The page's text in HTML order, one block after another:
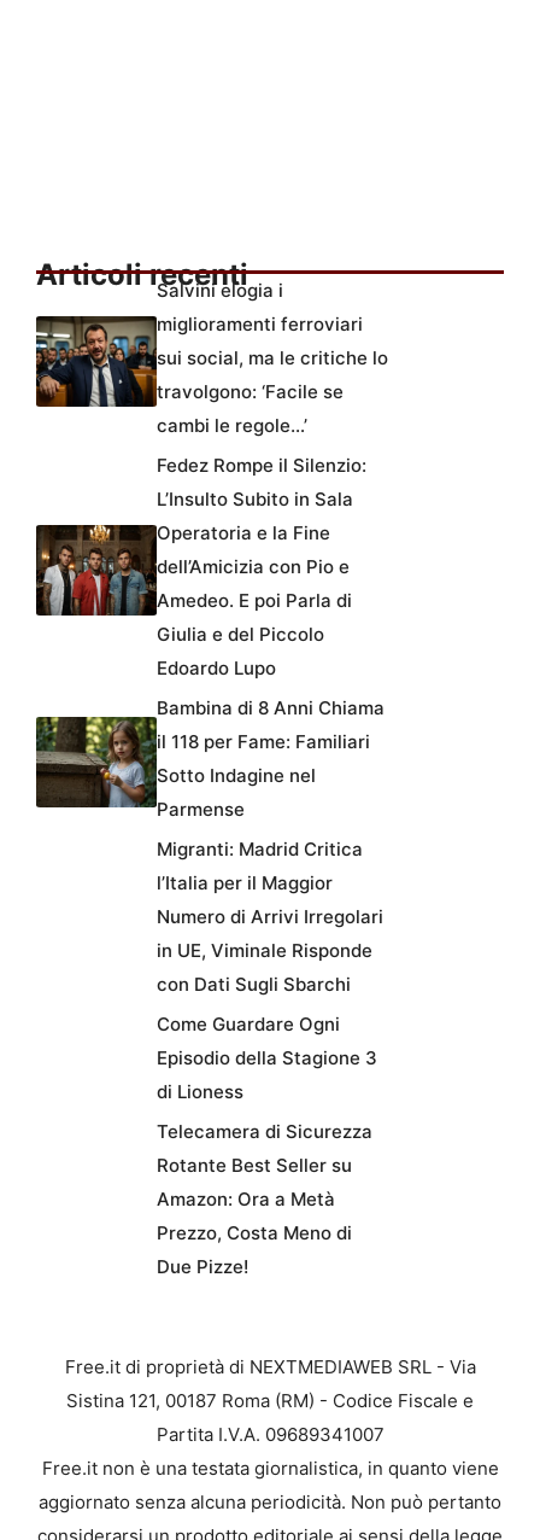
Articoli recenti
Salvini elogia i
miglioramenti ferroviari
sui social, ma le critiche lo
travolgono: ‘Facile se
cambi le regole…’
Fedez Rompe il Silenzio:
L’Insulto Subito in Sala
Operatoria e la Fine
dell’Amicizia con Pio e
Amedeo. E poi Parla di
Giulia e del Piccolo
Edoardo Lupo
Bambina di 8 Anni Chiama
il 118 per Fame: Familiari
Sotto Indagine nel
Parmense
Migranti: Madrid Critica
l’Italia per il Maggior
Numero di Arrivi Irregolari
in UE, Viminale Risponde
con Dati Sugli Sbarchi
Come Guardare Ogni
Episodio della Stagione 3
di Lioness
Telecamera di Sicurezza
Rotante Best Seller su
Amazon: Ora a Metà
Prezzo, Costa Meno di
Due Pizze!
Free.it di proprietà di NEXTMEDIAWEB SRL - Via
Sistina 121, 00187 Roma (RM) - Codice Fiscale e
Partita I.V.A. 09689341007
Free.it non è una testata giornalistica, in quanto viene
aggiornato senza alcuna periodicità. Non può pertanto